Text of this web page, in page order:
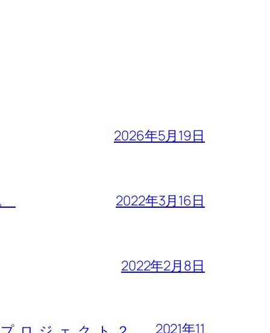
2026年5月19日
2022年3月16日
2022年2月8日
2021年11